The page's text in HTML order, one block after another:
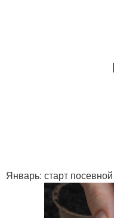
Январь: старт